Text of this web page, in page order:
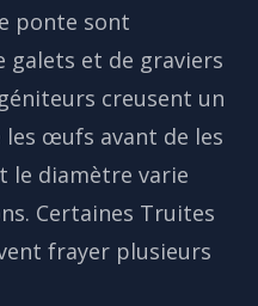
ponte sont
galets et de graviers
creusent un
les œufs avant de les
le diamètre varie
Certaines Truites
frayer plusieurs